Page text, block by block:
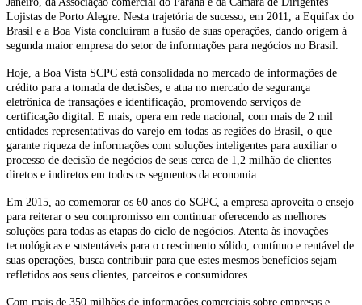
Lojistas de Porto Alegre. Nesta trajetória de sucesso, em 2011, a Equifax do
Brasil e a Boa Vista concluíram a fusão de suas operações, dando origem à
segunda maior empresa do setor de informações para negócios no Brasil.
Hoje, a Boa Vista SCPC está consolidada no mercado de informações de
crédito para a tomada de decisões, e atua no mercado de segurança
eletrônica de transações e identificação, promovendo serviços de
certificação digital. E mais, opera em rede nacional, com mais de 2 mil
entidades representativas do varejo em todas as regiões do Brasil, o que
garante riqueza de informações com soluções inteligentes para auxiliar o
processo de decisão de negócios de seus cerca de 1,2 milhão de clientes
diretos e indiretos em todos os segmentos da economia.
Em 2015, ao comemorar os 60 anos do SCPC, a empresa aproveita o ensejo
para reiterar o seu compromisso em continuar oferecendo as melhores
soluções para todas as etapas do ciclo de negócios. Atenta às inovações
tecnológicas e sustentáveis para o crescimento sólido, contínuo e rentável de
suas operações, busca contribuir para que estes mesmos benefícios sejam
refletidos aos seus clientes, parceiros e consumidores.
Com mais de 350 milhões de informações comerciais sobre empresas e